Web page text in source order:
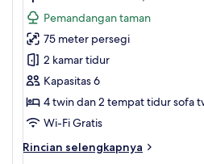
semua
foto
untuk
Apartemen
Standar,
2
kamar
balkon
Pemandangan taman
75 meter persegi
2 kamar tidur
Kapasitas 6
4 twin dan 2 tempat tidur sofa
Wi-Fi Gratis
Rincian selengkapnya
Rincian